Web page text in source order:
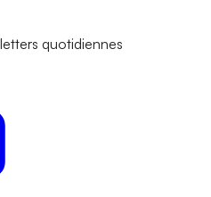
quotidiennes